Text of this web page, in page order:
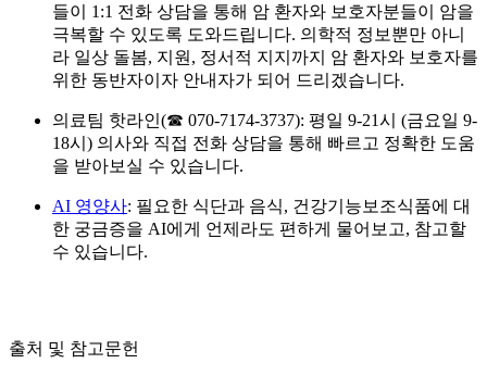
들이 1:1 전화 상담을 통해 암 환자와 보호자분들이 암을
극복할 수 있도록 도와드립니다. 의학적 정보뿐만 아니
라 일상 돌봄, 지원, 정서적 지지까지 암 환자와 보호자를
위한 동반자이자 안내자가 되어 드리겠습니다.
의료팀 핫라인(☎ 070-7174-3737): 평일 9-21시 (금요일 9-
18시) 의사와 직접 전화 상담을 통해 빠르고 정확한 도움
을 받아보실 수 있습니다.
AI 영양사: 필요한 식단과 음식, 건강기능보조식품에 대
한 궁금증을 AI에게 언제라도 편하게 물어보고, 참고할
수 있습니다.
출처 및 참고문헌